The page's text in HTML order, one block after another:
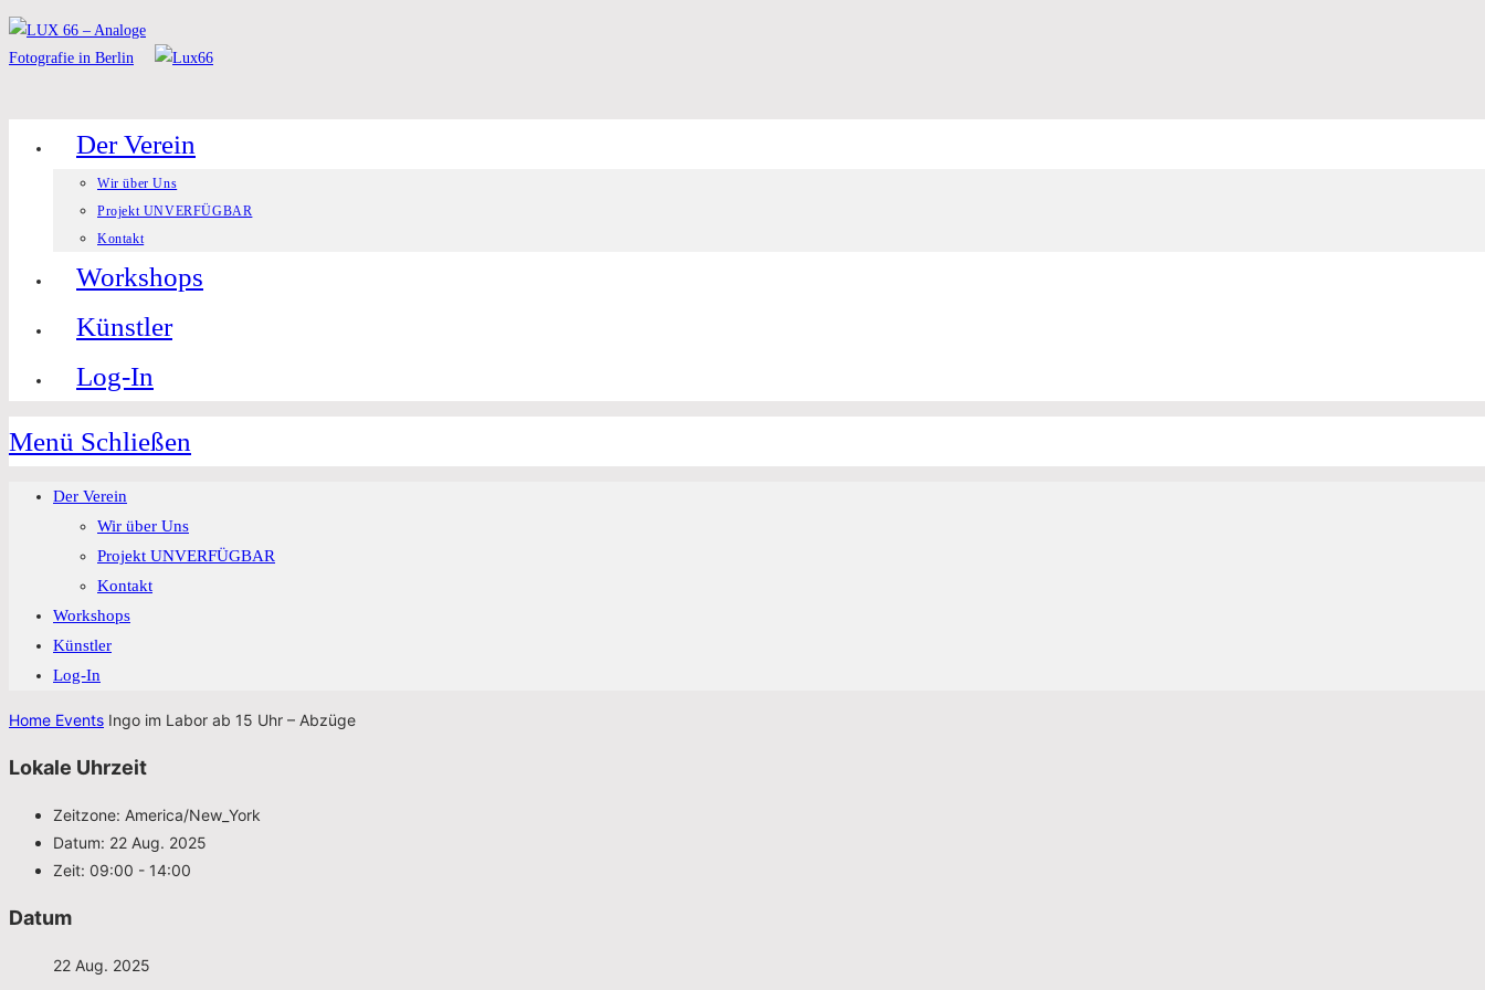
Zum
Inhalt
Der Verein
Wir über Uns
Projekt UNVERFÜGBAR
Kontakt
Workshops
Künstler
Log-In
Menü Schließen
Der Verein
Wir über Uns
Projekt UNVERFÜGBAR
Kontakt
Workshops
Künstler
Log-In
Home Events Ingo im Labor ab 15 Uhr – Abzüge
Lokale Uhrzeit
Zeitzone: America/New_York
Datum: 22 Aug. 2025
Zeit: 09:00 - 14:00
Datum
22 Aug. 2025